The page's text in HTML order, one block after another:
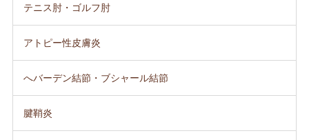
テニス肘・ゴルフ肘
アトピー性皮膚炎
へバーデン結節・ブシャール結節
腱鞘炎